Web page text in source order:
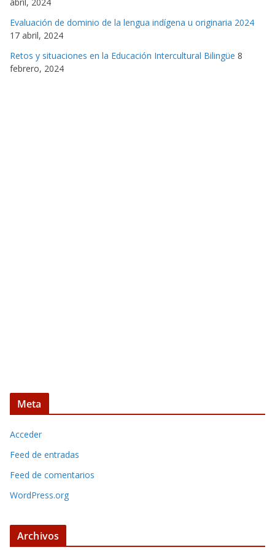
Evaluación de dominio de la lengua indígena u originaria 2024
17 abril, 2024
Retos y situaciones en la Educación Intercultural Bilingüe 8
febrero, 2024
Meta
Acceder
Feed de entradas
Feed de comentarios
WordPress.org
Archivos